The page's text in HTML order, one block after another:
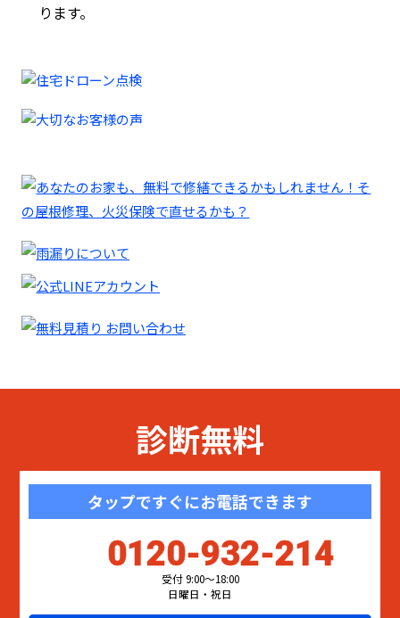
ります。
診断無料
タップですぐにお電話できます
0120-932-214
受付 9:00〜18:00
日曜日・祝日